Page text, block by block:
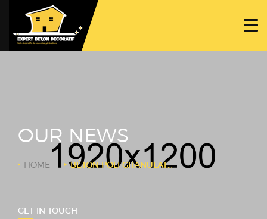
PROJETS
NOUS CONTACTER
OUR NEWS
HOME BÉTON POLI GRANULATS VERTS
GET IN TOUCH